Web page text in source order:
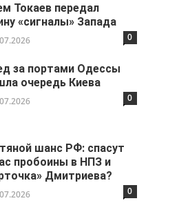
Токаев передал
«сигналы» Запада
0
за портами Одессы
очередь Киева
0
шанс РФ: спасут
пробоины в НПЗ и
Дмитриева?
0